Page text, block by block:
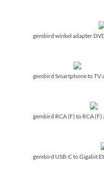
gembird winkel adapter
gembird Smartphone to TV
gembird RCA (F) to RCA
gembird USB-C to Gigabit